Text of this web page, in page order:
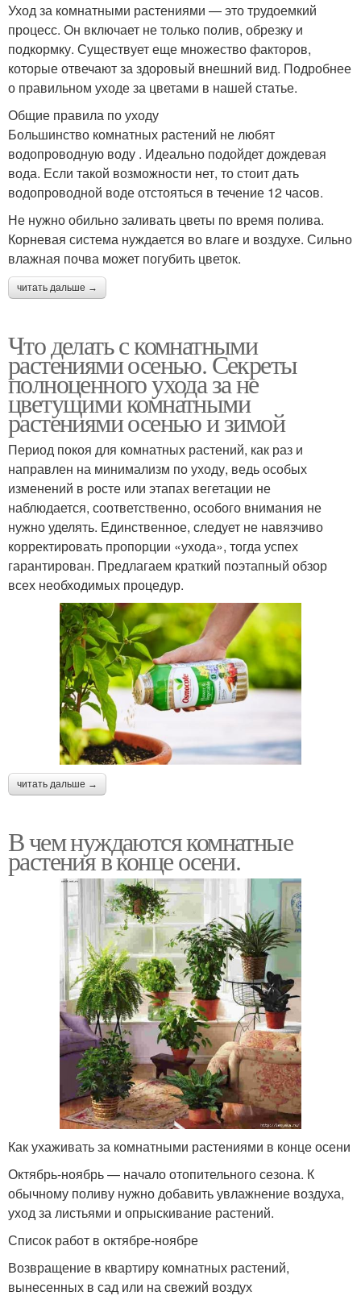
Уход за комнатными растениями — это трудоемкий
процесс. Он включает не только полив, обрезку и
подкормку. Существует еще множество факторов,
которые отвечают за здоровый внешний вид. Подробнее
о правильном уходе за цветами в нашей статье.
Общие правила по уходу
Большинство комнатных растений не любят
водопроводную воду . Идеально подойдет дождевая
вода. Если такой возможности нет, то стоит дать
водопроводной воде отстояться в течение 12 часов.
Не нужно обильно заливать цветы по время полива.
Корневая система нуждается во влаге и воздухе. Сильно
влажная почва может погубить цветок.
читать дальше →
Что делать с комнатными
растениями осенью. Секреты
полноценного ухода за не
цветущими комнатными
растениями осенью и зимой
Период покоя для комнатных растений, как раз и
направлен на минимализм по уходу, ведь особых
изменений в росте или этапах вегетации не
наблюдается, соответственно, особого внимания не
нужно уделять. Единственное, следует не навязчиво
корректировать пропорции «ухода», тогда успех
гарантирован. Предлагаем краткий поэтапный обзор
всех необходимых процедур.
читать дальше →
В чем нуждаются комнатные
растения в конце осени.
Как ухаживать за комнатными растениями в конце осени
Октябрь-ноябрь — начало отопительного сезона. К
обычному поливу нужно добавить увлажнение воздуха,
уход за листьями и опрыскивание растений.
Список работ в октябре-ноябре
Возвращение в квартиру комнатных растений,
вынесенных в сад или на свежий воздух